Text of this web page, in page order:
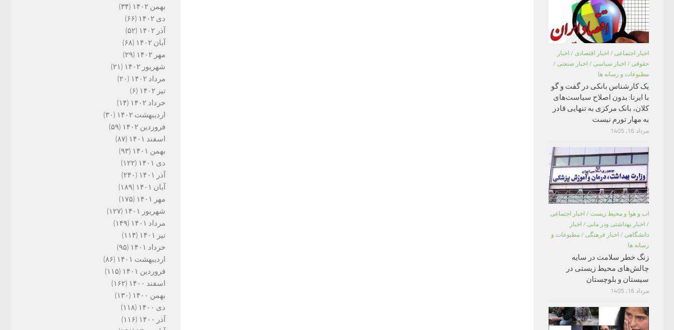
بهمن ۱۴۰۲
(۳۴)
دی ۱۴۰۲
(۶۶)
آذر ۱۴۰۲
(۵۲)
آبان ۱۴۰۲
(۶۸)
مهر ۱۴۰۲
(۲۹)
شهریور ۱۴۰۲
(۲۱)
مرداد ۱۴۰۲
(۲۰)
تیر ۱۴۰۲
(۶)
خرداد ۱۴۰۲
(۱۴)
اردیبهشت ۱۴۰۲
(۳۰)
فروردین ۱۴۰۲
(۵۹)
اسفند ۱۴۰۱
(۸۷)
بهمن ۱۴۰۱
(۹۳)
دی ۱۴۰۱
(۱۲۲)
آذر ۱۴۰۱
(۲۴۰)
آبان ۱۴۰۱
(۱۸۹)
مهر ۱۴۰۱
(۱۷۵)
شهریور ۱۴۰۱
(۱۲۷)
مرداد ۱۴۰۱
(۱۴۹)
تیر ۱۴۰۱
(۱۱۴)
خرداد ۱۴۰۱
(۹۵)
اردیبهشت ۱۴۰۱
(۸۶)
فروردین ۱۴۰۱
(۱۱۵)
اسفند ۱۴۰۰
(۱۶۲)
بهمن ۱۴۰۰
(۱۳۰)
دی ۱۴۰۰
(۱۱۸)
آذر ۱۴۰۰
(۱۱۶)
اخبار اجتماعی / اخبار اقتصادی / اخبار
حقوقی / اخبار سیاسی / اخبار صنعتی /
مطبوعات و رسانه ها
یک کارشناس بانکی در گفت و گو
با ایرنا: بدون اصلاح سیاست‌های
کلان، بانک مرکزی به تنهایی قادر
به مهار تورم نیست
مرداد 16, 1405
اب و هوا و محیط زیست / اخبار اجتماعی
/ اخبار بهداشتی ودر مانی / اخبار
دانشگاهی / اخبار فرهنگی / مطبوعات و
رسانه ها
زنگ خطر سلامت در سایه
چالش‌های محیط زیستی در
سیستان و بلوچستان
مرداد 16, 1405